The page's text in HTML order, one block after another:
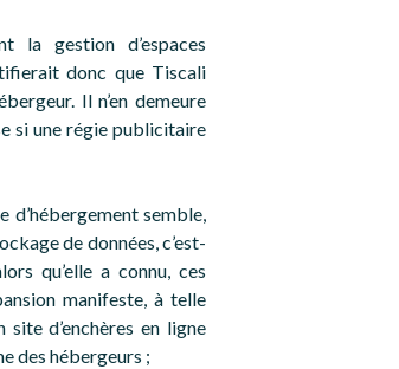
la gestion d’espaces
donc que Tiscali
Il n’en demeure
si une régie publicitaire
d’hébergement semble,
de données, c’est-
qu’elle a connu, ces
manifeste, à telle
d’enchères en ligne
des hébergeurs ;